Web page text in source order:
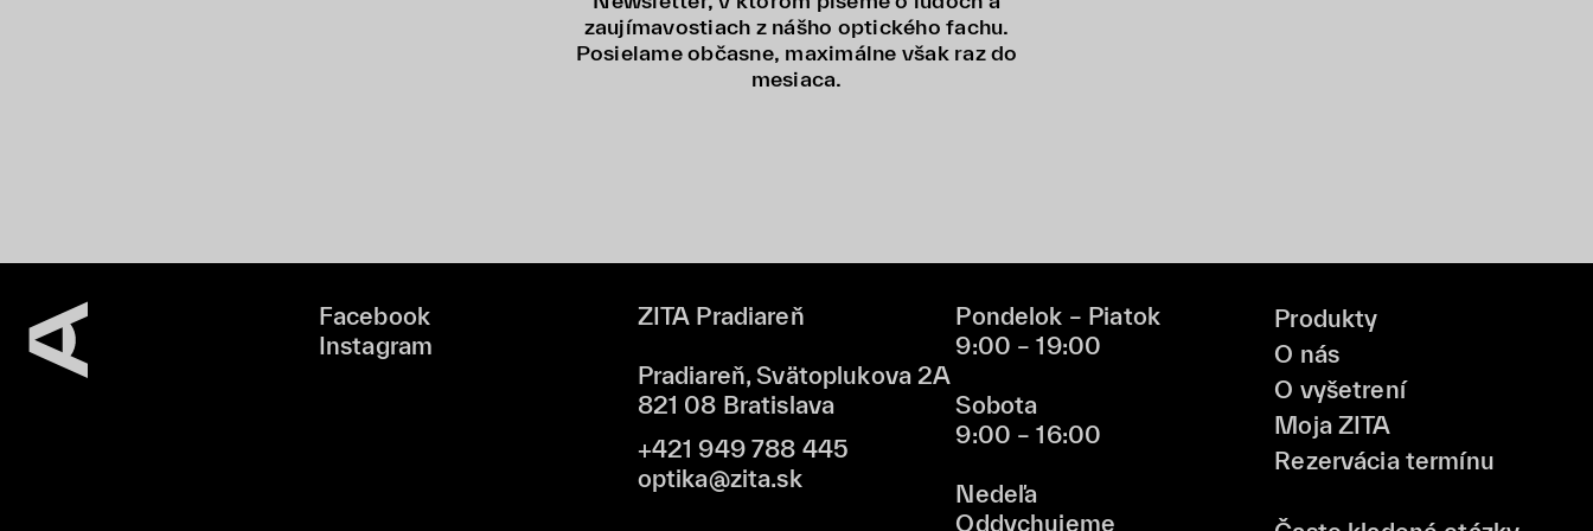
zaujímavostiach z nášho optického fachu.
Posielame občasne, maximálne však raz do
mesiaca.
Facebook
Instagram
ZITA Pradiareň
Pradiareň, Svätoplukova 2A
821 08 Bratislava
+421 949 788 445
optika@zita.sk
Pondelok – Piatok
9:00 – 19:00
Sobota
9:00 – 16:00
Nedeľa
Oddychujeme
Produkty
O nás
O vyšetrení
Moja ZITA
Rezervácia termínu